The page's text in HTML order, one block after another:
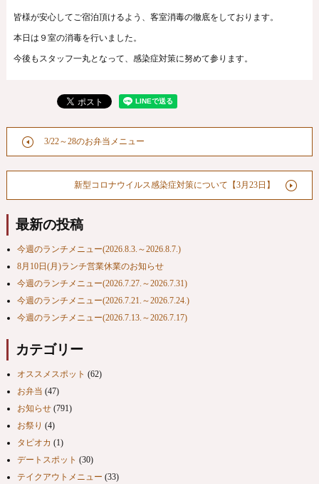
皆様が安心してご宿泊頂けるよう、客室消毒の徹底をしております。
本日は９室の消毒を行いました。
今後もスタッフ一丸となって、感染症対策に努めて参ります。
3/22～28のお弁当メニュー
新型コロナウイルス感染症対策について【3月23日】
最新の投稿
今週のランチメニュー(2026.8.3.～2026.8.7.)
8月10日(月)ランチ営業休業のお知らせ
今週のランチメニュー(2026.7.27.～2026.7.31)
今週のランチメニュー(2026.7.21.～2026.7.24.)
今週のランチメニュー(2026.7.13.～2026.7.17)
カテゴリー
オススメスポット (62)
お弁当 (47)
お知らせ(791)
お祭り (4)
タピオカ (1)
デートスポット (30)
テイクアウトメニュー (33)